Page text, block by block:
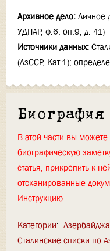
Архивное дело: Личное
УДПАР, ф.6, оп.9, д. 41)
Источники данных:
(АзССР, Кат.1);
Биография
В этой части вы
биографическую
статья, прикрепить к
отсканированные
Инструкцию.
Категории:
Сталинские списки по